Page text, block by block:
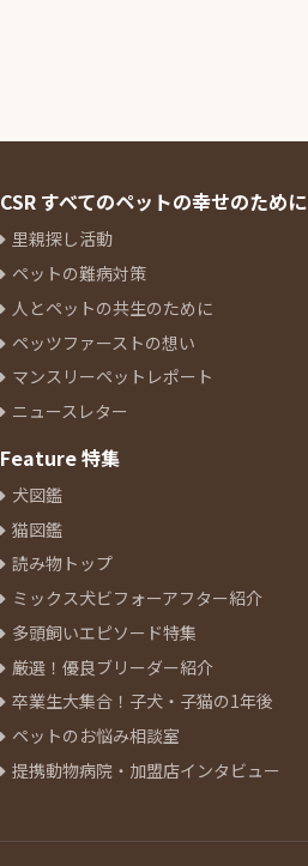
CSR すべてのペットの幸せのために
里親探し活動
ペットの難病対策
人とペットの共生のために
ペッツファーストの想い
マンスリーペットレポート
ニュースレター
Feature 特集
犬図鑑
猫図鑑
読み物トップ
ミックス犬ビフォーアフター紹介
多頭飼いエピソード特集
厳選！優良ブリーダー紹介
卒業生大集合！子犬・子猫の1年後
ペットのお悩み相談室
提携動物病院・加盟店インタビュー